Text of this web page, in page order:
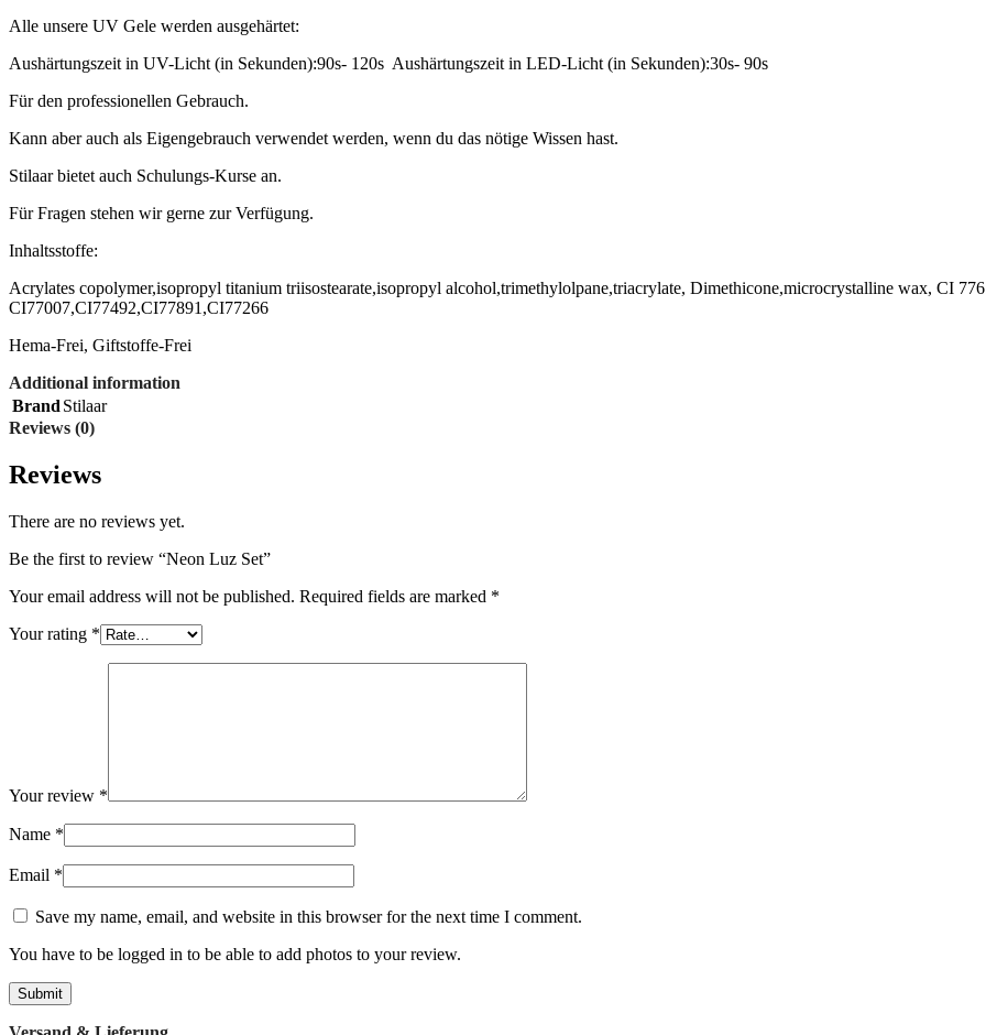
Alle unsere UV Gele werden ausgehärtet:
Aushärtungszeit in UV-Licht (in Sekunden):90s- 120s Aushärtungszeit in LED-Licht (in Sekunden):30s- 90s
Für den professionellen Gebrauch.
Kann aber auch als Eigengebrauch verwendet werden, wenn du das nötige Wissen hast.
Stilaar bietet auch Schulungs-Kurse an.
Für Fragen stehen wir gerne zur Verfügung.
Inhaltsstoffe:
Acrylates copolymer,isopropyl titanium triisostearate,isopropyl alcohol,trimethylolpane,triacrylate, Dimethicone,microcrystalline wax, CI
CI77007,CI77492,CI77891,CI77266
Hema-Frei, Giftstoffe-Frei
Additional information
Brand Stilaar
Reviews (0)
Reviews
There are no reviews yet.
Be the first to review “Neon Luz Set”
Your email address will not be published. Required fields are marked *
Your rating *
Your review *
Name *
Email *
Save my name, email, and website in this browser for the next time I comment.
You have to be logged in to be able to add photos to your review.